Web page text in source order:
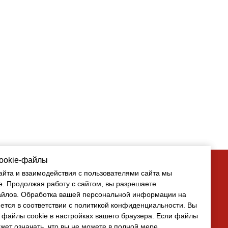
файлы
и взаимодействия с пользователями сайта мы
Продолжая работу с сайтом, вы разрешаете
. Обработка вашей персональной информации на
в соответствии с политикой конфиденциальности. Вы
файлы cookie в настройках вашего браузера. Если файлы
файлы
и взаимодействия с пользователями сайта мы
Продолжая работу с сайтом, вы разрешаете
Обработка вашей персональной информации на
в соответствии с политикой конфиденциальности. Вы
файлы cookie в настройках вашего браузера. Если файлы